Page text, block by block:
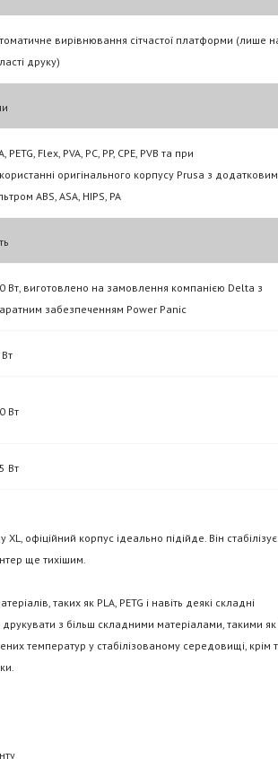
вирівнювання сітчастої платформи (лише
друку)
PETG, Flex, PVA, PC, PP, CPE, PVB та при
оригінального корпусу Prusa з додатковим
ABS, ASA, HIPS, PA
Вт, виготовлено на замовлення компанією Delta з
забезпеченням Power Panic
Вт
Вт
XL, офіційний корпус ідеально підійде. Він стабілізує
ще тихішим.
таких як PLA, PETG і навіть деякі складні
з більш складними матеріалами, такими як
температур у стабілізованому середовищі, крім